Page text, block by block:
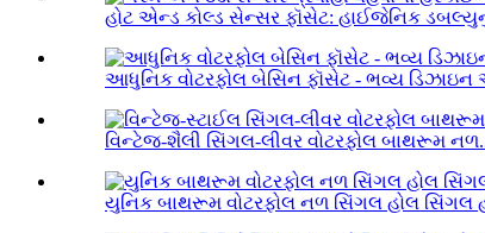
હોટ એન્ડ કોલ્ડ સેન્સર ફૉસેટ: હાઈજેનિક
આધુનિક વોટરફોલ બેસિન ફૉસેટ - ભવ્ય ડિઝાઇન
વિન્ટેજ-શૈલી સિંગલ-લીવર વોટરફોલ બાથરૂમ
યુનિક બાથરૂમ વોટરફોલ નળ સિંગલ હોલ સિંગલ